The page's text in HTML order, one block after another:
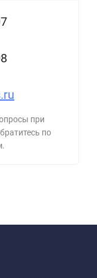
при
по